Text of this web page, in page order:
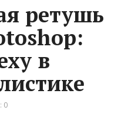
ретушь
в
0